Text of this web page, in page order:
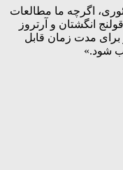
اگرچه ما مطالعات
انگشتان و آرتروز
برای مدت زمان قابل
شود.»